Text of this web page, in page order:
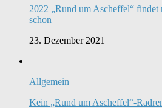
2022 „Rund um Ascheffel“ findet
schon
23. Dezember 2021
Allgemein
Kein „Rund um Ascheffel“-